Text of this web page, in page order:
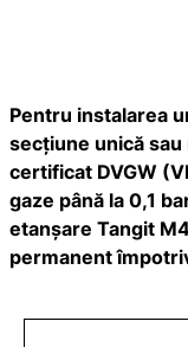
Pentru instalarea
secțiune unică
certificat DVGW
gaze până la 0,1
etanșare Tangit
permanent